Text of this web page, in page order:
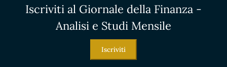
Iscriviti al Giornale della Finanza -
Analisi e Studi Mensile
Iscriviti